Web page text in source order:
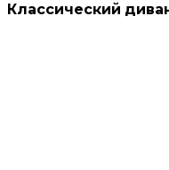
Классический